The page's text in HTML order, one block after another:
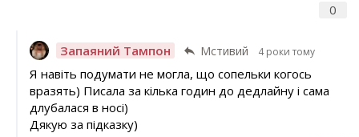
0
Запаяний Тампон Мстивий 4 роки тому
Я навіть подумати не могла, що сопельки когось
вразять) Писала за кілька годин до дедлайну і сама
длубалася в носі)
Дякую за підказку)